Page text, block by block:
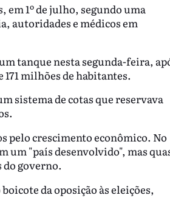
em 1º de julho, segundo uma
autoridades e médicos em
tanque nesta segunda-feira,
milhões de habitantes.
sistema de cotas que reservava
pelo crescimento econômico. No
um "país desenvolvido", mas
do governo.
da oposição às eleições,